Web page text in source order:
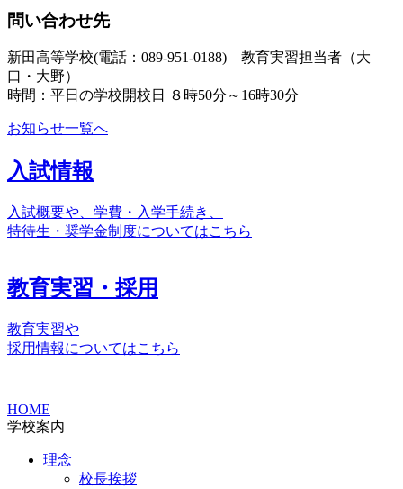
問い合わせ先
新田高等学校(電話：089-951-0188) 教育実習担当者（大
口・大野）
時間：平日の学校開校日 ８時50分～16時30分
お知らせ一覧へ
入試情報
入試概要や、学費・入学手続き、
特待生・奨学金制度についてはこちら
教育実習・採用
教育実習や
採用情報についてはこちら
HOME
学校案内
理念
校長挨拶